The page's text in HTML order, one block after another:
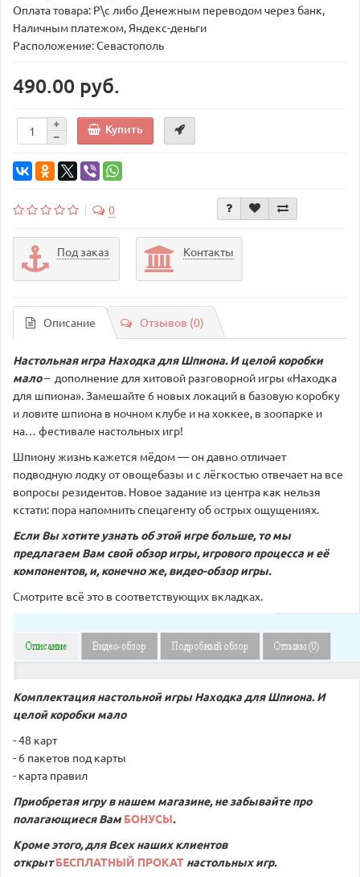
Оплата товара: Р\с либо Денежным переводом через банк,
Наличным платежом, Яндекс-деньги
Расположение: Севастополь
490.00 руб.
Купить
0
Под заказ Контакты
Описание Отзывов (0)
Настольная игра Находка для Шпиона. И целой коробки
мало– дополнение для хитовой разговорной игры «Находка
для шпиона». Замешайте 6 новых локаций в базовую коробку
и ловите шпиона в ночном клубе и на хоккее, в зоопарке и
на… фестивале настольных игр!
Шпиону жизнь кажется мёдом — он давно отличает
подводную лодку от овощебазы и с лёгкостью отвечает на все
вопросы резидентов. Новое задание из центра как нельзя
кстати: пора напомнить спецагенту об острых ощущениях.
Если Вы хотите узнать об этой игре больше, то мы
предлагаем Вам свой обзор игры, игрового процесса и её
компонентов, и, конечно же, видео-обзор игры.
Смотрите всё это в соответствующих вкладках.
Комплектация настольной игрыНаходка для Шпиона. И
целой коробки мало
- 48 карт
- 6 пакетов под карты
- карта правил
Приобретая игру в нашем магазине, не забывайте про
полагающиеся Вам БОНУСЫ.
Кроме этого, для Всех наших клиентов
открыт БЕСПЛАТНЫЙ ПРОКАТ настольных игр.